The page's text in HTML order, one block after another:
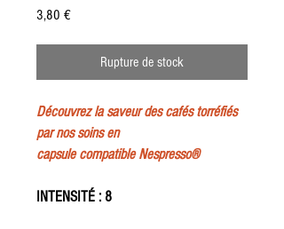
3,80 €Prix
Rupture de stock
Découvrez la saveur des cafés torréfiés
par nos soins en
capsule compatible Nespresso®
INTENSITÉ : 8